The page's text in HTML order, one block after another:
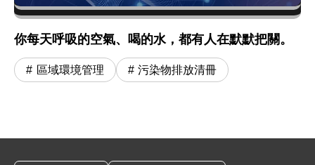
你每天呼吸的空氣、喝的水，都有人在默默把關。
區域環境管理 污染物排放清冊